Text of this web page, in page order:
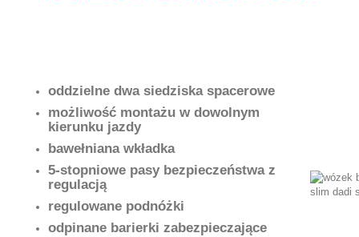
oddzielne dwa siedziska spacerowe
możliwość montażu w dowolnym
kierunku jazdy
bawełniana wkładka
5-stopniowe pasy bezpieczeństwa z
regulacją
regulowane podnóżki
odpinane barierki zabezpieczające